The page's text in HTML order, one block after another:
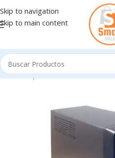
Skip to navigation
Skip to main content
Inicio/Ups/UPS